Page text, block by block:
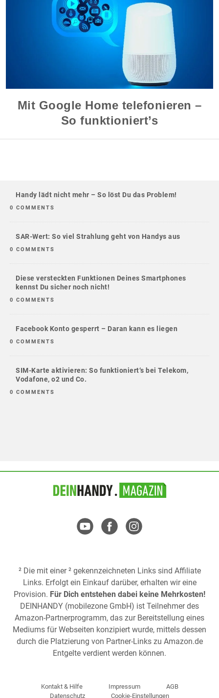
Mit Google Home telefonieren –
So funktioniert’s
Handy lädt nicht mehr – So löst Du das Problem!
0 COMMENTS
SAR-Wert: So viel Strahlung geht von Handys aus
0 COMMENTS
Diese versteckten Funktionen Deines Smartphones
kennst Du sicher noch nicht!
0 COMMENTS
Facebook Konto gesperrt – Daran kann es liegen
0 COMMENTS
SIM-Karte aktivieren: So funktioniert‘s bei Telekom,
Vodafone, o2 und Co.
0 COMMENTS
² Die mit einer ² gekennzeichneten Links sind Affiliate
Links. Erfolgt ein Einkauf darüber, erhalten wir eine
Provision. Für Dich entstehen dabei keine Mehrkosten!
DEINHANDY (mobilezone GmbH) ist Teilnehmer des
Amazon-Partnerprogramm, das zur Bereitstellung eines
Mediums für Webseiten konzipiert wurde, mittels dessen
durch die Platzierung von Partner-Links zu Amazon.de
Entgelte verdient werden können.
Kontakt & Hilfe Impressum
AGB
Datenschutz
Cookie-Einstellungen